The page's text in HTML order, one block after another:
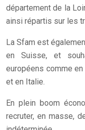
département de la
ainsi répartis sur les
La Sfam est
en Suisse, et
européens comme
et en Italie.
En plein boom
recruter, en masse,